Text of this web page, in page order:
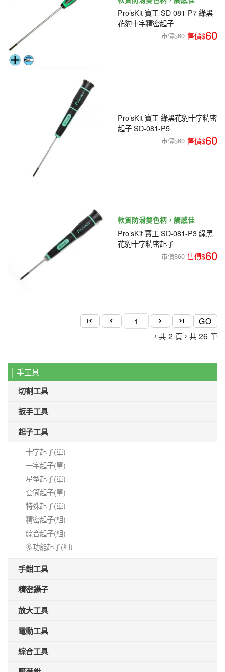
Pro’sKit 寶工 SD-081-P7 綠黑
花豹十字精密起子
市價$60 60
Pro’sKit 寶工 綠黑花豹十字精密
起子 SD-081-P5
市價$60 60
軟質防滑雙色柄，觸感佳
Pro’sKit 寶工 SD-081-P3 綠黑
花豹十字精密起子
市價$60 60
GO
，共 2 頁，共 26 筆
│ 手工具
切割工具
扳手工具
起子工具
十字起子(單)
一字起子(單)
星型起子(單)
套筒起子(單)
特殊起子(單)
精密起子(組)
綜合起子(組)
多功能起子(組)
手鉗工具
精密鑷子
放大工具
電動工具
綜合工具